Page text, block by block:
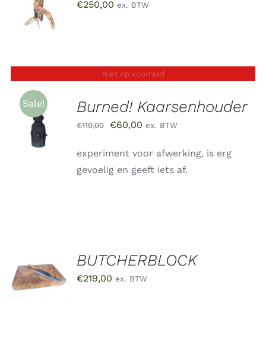
WINKELWAGEN
/
DETAILS
€250,00 ex. BTW
Niet op voorraad
Sale!
DETAILS
Burned! Kaarsenhouder
€110,00
Oorspronkelijke
was:
€110,00.
€60,00 Huidige
is:
€60,00.
ex. BTW
experiment voor afwerking, is erg
gevoelig en geeft iets af.
AAN
WINKELWAGEN
BUTCHERBLOCK
€219,00 ex. BTW